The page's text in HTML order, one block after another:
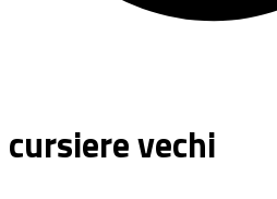
cursiere vechi